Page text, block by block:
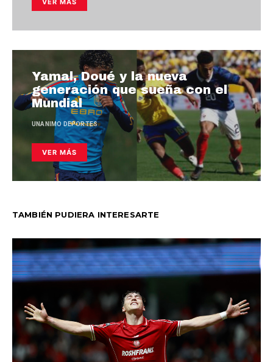
VER MÁS
Yamal, Doué y la nueva
generación que sueña con el
Mundial
UNANIMO DEPORTES
VER MÁS
TAMBIÉN PUDIERA INTERESARTE